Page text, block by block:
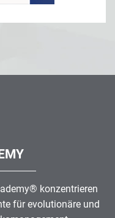
konzentrieren
für evolutionäre und